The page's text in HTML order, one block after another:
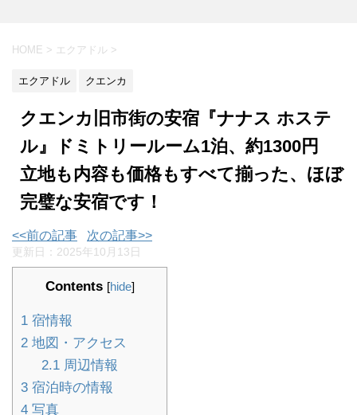
HOME > エクアドル >
エクアドル クエンカ
クエンカ旧市街の安宿『ナナス ホステ
ル』ドミトリールーム1泊、約1300円
立地も内容も価格もすべて揃った、ほぼ
完璧な安宿です！
<<前の記事 次の記事>>
更新日： 2025年10月13日
Contents [hide]
1 宿情報
2 地図・アクセス
2.1周辺情報
3 宿泊時の情報
4 写真